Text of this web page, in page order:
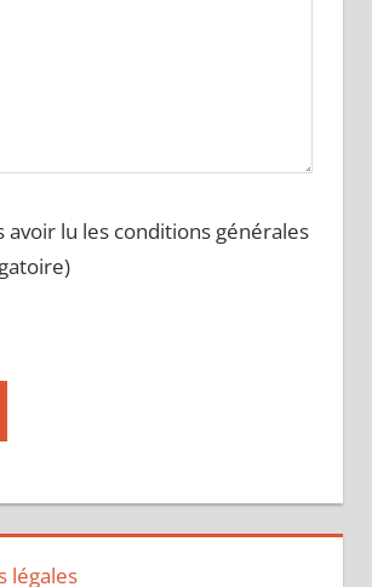
avoir lu les conditions générales
légales